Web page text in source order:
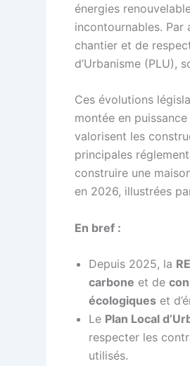
énergies
incontournables.
chantier et de
d’Urbanisme (PLU),
Ces évolutions
montée en
valorisent les
principales
construire une
en 2026, illustrées
En bref :
Depuis 2025, la
carbone et de
écologiques et
Le Plan Local
respecter les
utilisés.